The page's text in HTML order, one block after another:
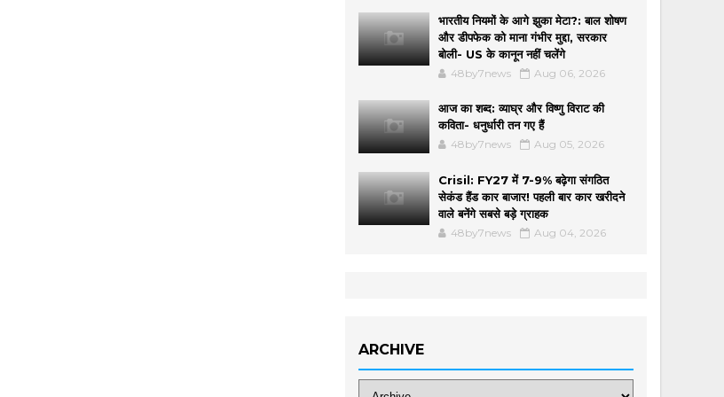
भारतीय नियमों के आगे झुका मेटा?: बाल शोषण
और डीपफेक को माना गंभीर मुद्दा, सरकार
बोली- US के कानून नहीं चलेंगे
48by7news Aug 06, 2026
आज का शब्द: व्याघ्र और विष्णु विराट की
कविता- धनुर्धारी तन गए हैं
48by7news Aug 05, 2026
Crisil: FY27 में 7-9% बढ़ेगा संगठित
सेकंड हैंड कार बाजार! पहली बार कार खरीदने
वाले बनेंगे सबसे बड़े ग्राहक
48by7news Aug 04, 2026
ARCHIVE